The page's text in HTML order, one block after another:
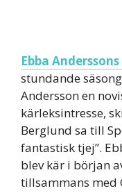
Ebba
stundande
Andersson en
kärleksintresse,
Berglund sa till
fantastisk tjej”.
blev kär i början
tillsammans med